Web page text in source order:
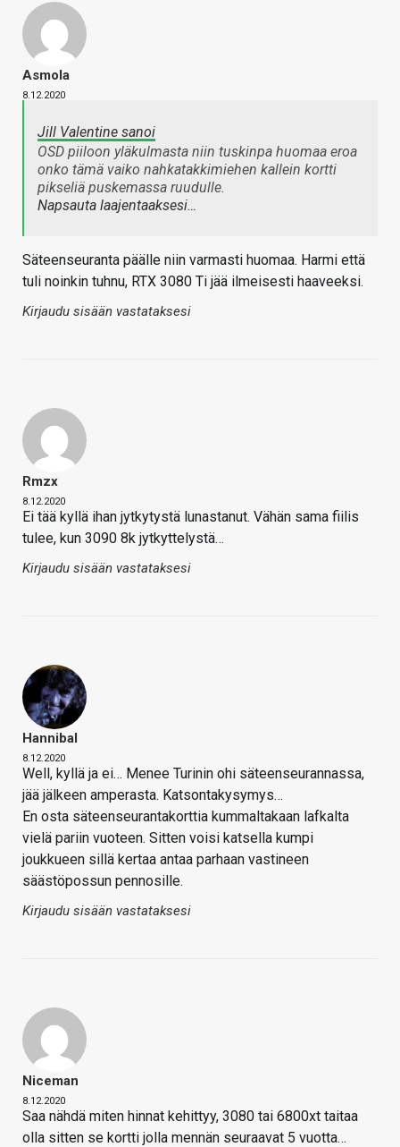
Asmola
8.12.2020
Jill Valentine sanoi
OSD piiloon yläkulmasta niin tuskinpa huomaa eroa
onko tämä vaiko nahkatakkimiehen kallein kortti
pikseliä puskemassa ruudulle.
Napsauta laajentaaksesi…
Säteenseuranta päälle niin varmasti huomaa. Harmi että
tuli noinkin tuhnu, RTX 3080 Ti jää ilmeisesti haaveeksi.
Kirjaudu sisään vastataksesi
Rmzx
8.12.2020
Ei tää kyllä ihan jytkytystä lunastanut. Vähän sama fiilis
tulee, kun 3090 8k jytkyttelystä…
Kirjaudu sisään vastataksesi
Hannibal
8.12.2020
Well, kyllä ja ei… Menee Turinin ohi säteenseurannassa,
jää jälkeen amperasta. Katsontakysymys…
En osta säteenseurantakorttia kummaltakaan lafkalta
vielä pariin vuoteen. Sitten voisi katsella kumpi
joukkueen sillä kertaa antaa parhaan vastineen
säästöpossun pennosille.
Kirjaudu sisään vastataksesi
Niceman
8.12.2020
Saa nähdä miten hinnat kehittyy, 3080 tai 6800xt taitaa
olla sitten se kortti jolla mennän seuraavat 5 vuotta…